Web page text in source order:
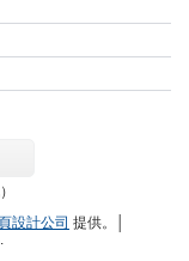
設計公司 提供。│